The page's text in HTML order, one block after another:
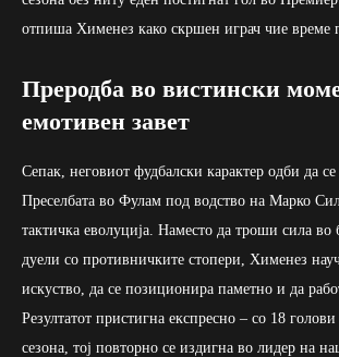
отпиша Хименез како скршен играч чие време
Преродба во вистински
емотивен завет
Сепак, неговиот фудбалски карактер одби да се
Преселбата во Фулам под водство на Марко
тактичка еволуција. Наместо да троши сила
дуели со противничките стопери, Хименез
искуство, да се позиционира паметно и да
Резултатот пристигна експресно – со 18
сезона, тој повторно се издигна во лидер на